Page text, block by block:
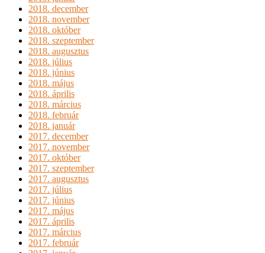
2018. december
2018. november
2018. október
2018. szeptember
2018. augusztus
2018. július
2018. június
2018. május
2018. április
2018. március
2018. február
2018. január
2017. december
2017. november
2017. október
2017. szeptember
2017. augusztus
2017. július
2017. június
2017. május
2017. április
2017. március
2017. február